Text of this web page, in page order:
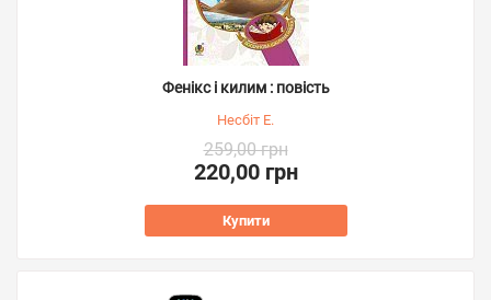
Фенікс і килим : повість
Несбіт Е.
259,00 грн
220,00 грн
Купити